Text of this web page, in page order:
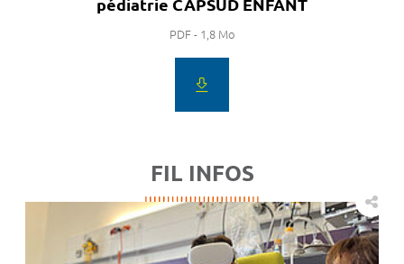
pédiatrie CAPSUD ENFANT
PDF - 1,8 Mo
FIL INFOS